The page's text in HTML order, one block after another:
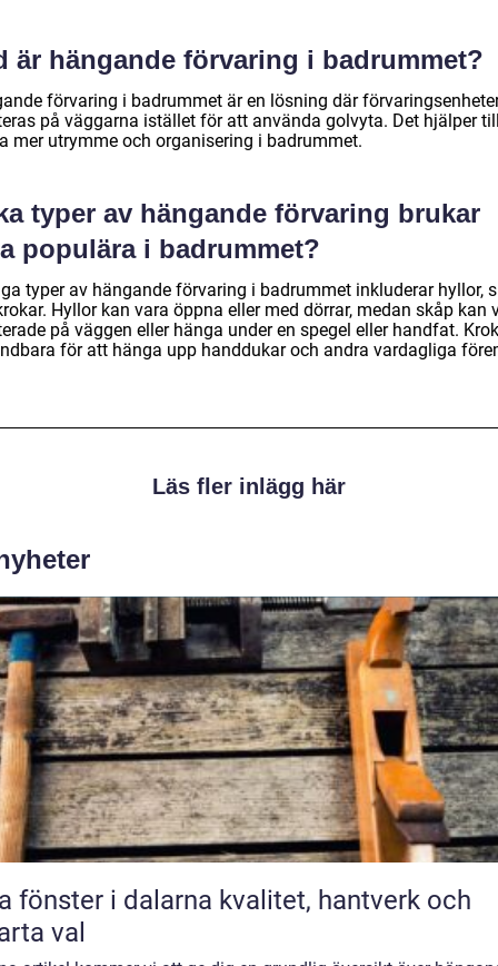
är hängande förvaring i badrummet?
förvaring i badrummet är en lösning där
på väggarna istället för att använda golvyta. Det hjälper
mer utrymme och organisering i badrummet.
typer av hängande förvaring brukar
populära i badrummet?
typer av hängande förvaring i badrummet inkluderar hyllor,
Hyllor kan vara öppna eller med dörrar, medan skåp kan
på väggen eller hänga under en spegel eller handfat.
för att hänga upp handdukar och andra vardagliga
Läs fler inlägg här
i dalarna kvalitet, hantverk och
val